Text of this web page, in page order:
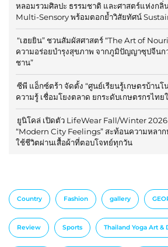
หลอมรวมศิลปะ ธรรมชาติ และศาสตร์แห่งก
Multi-Sensory พร้อมตอกย้ำวิสัยทัศน์
“เฮยยิน” ชวนสัมผัสศาสตร์ “The Art of
ความอร่อยบำรุงสุขภาพ จากภูมิปัญญาซุปจีนก
ชาน”
ซีพี แอ็กซ์ตร้า จัดตั้ง “ศูนย์เรียนรู้เกษตรบ้านโ
ความรู้ เชื่อมโยงตลาด ยกระดับเกษตรกรไทย
ยูนิโคล่ เปิดตัว LifeWear Fall/Winter
“Modern City Feelings” สะท้อนความหลา
ใช้ชีวิตผ่านเสื้อผ้าที่ตอบโจทย์ทุกวัน
Country Fashion gallery
Review Sports Thailand Yoga Art &